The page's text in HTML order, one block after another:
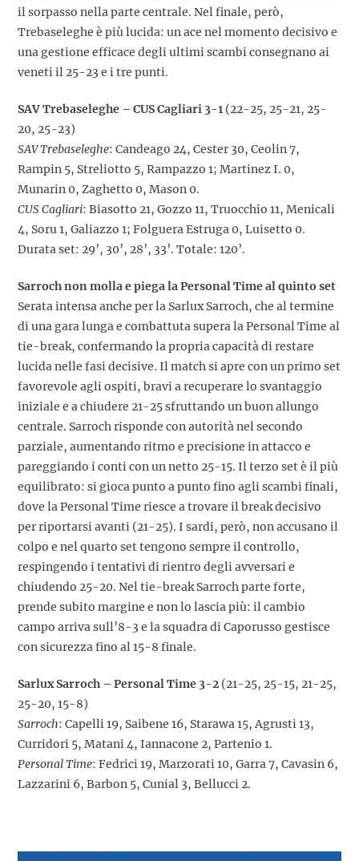
il sorpasso nella parte centrale. Nel finale, però,
Trebaseleghe è più lucida: un ace nel momento decisivo e
una gestione efficace degli ultimi scambi consegnano ai
veneti il 25-23 e i tre punti.
SAV Trebaseleghe – CUS Cagliari 3-1 (22-25, 25-21, 25-
20, 25-23)
SAV Trebaseleghe: Candeago 24, Cester 30, Ceolin 7,
Rampin 5, Streliotto 5, Rampazzo 1; Martinez I. 0,
Munarin 0, Zaghetto 0, Mason 0.
CUS Cagliari: Biasotto 21, Gozzo 11, Truocchio 11, Menicali
4, Soru 1, Galiazzo 1; Folguera Estruga 0, Luisetto 0.
Durata set: 29’, 30’, 28’, 33’. Totale: 120’.
Sarroch non molla e piega la Personal Time al quinto set
Serata intensa anche per la Sarlux Sarroch, che al termine
di una gara lunga e combattuta supera la Personal Time al
tie-break, confermando la propria capacità di restare
lucida nelle fasi decisive. Il match si apre con un primo set
favorevole agli ospiti, bravi a recuperare lo svantaggio
iniziale e a chiudere 21-25 sfruttando un buon allungo
centrale. Sarroch risponde con autorità nel secondo
parziale, aumentando ritmo e precisione in attacco e
pareggiando i conti con un netto 25-15. Il terzo set è il più
equilibrato: si gioca punto a punto fino agli scambi finali,
dove la Personal Time riesce a trovare il break decisivo
per riportarsi avanti (21-25). I sardi, però, non accusano il
colpo e nel quarto set tengono sempre il controllo,
respingendo i tentativi di rientro degli avversari e
chiudendo 25-20. Nel tie-break Sarroch parte forte,
prende subito margine e non lo lascia più: il cambio
campo arriva sull’8-3 e la squadra di Caporusso gestisce
con sicurezza fino al 15-8 finale.
Sarlux Sarroch – Personal Time 3-2 (21-25, 25-15, 21-25,
25-20, 15-8)
Sarroch: Capelli 19, Saibene 16, Starawa 15, Agrusti 13,
Curridori 5, Matani 4, Iannacone 2, Partenio 1.
Personal Time: Fedrici 19, Marzorati 10, Garra 7, Cavasin 6,
Lazzarini 6, Barbon 5, Cunial 3, Bellucci 2.